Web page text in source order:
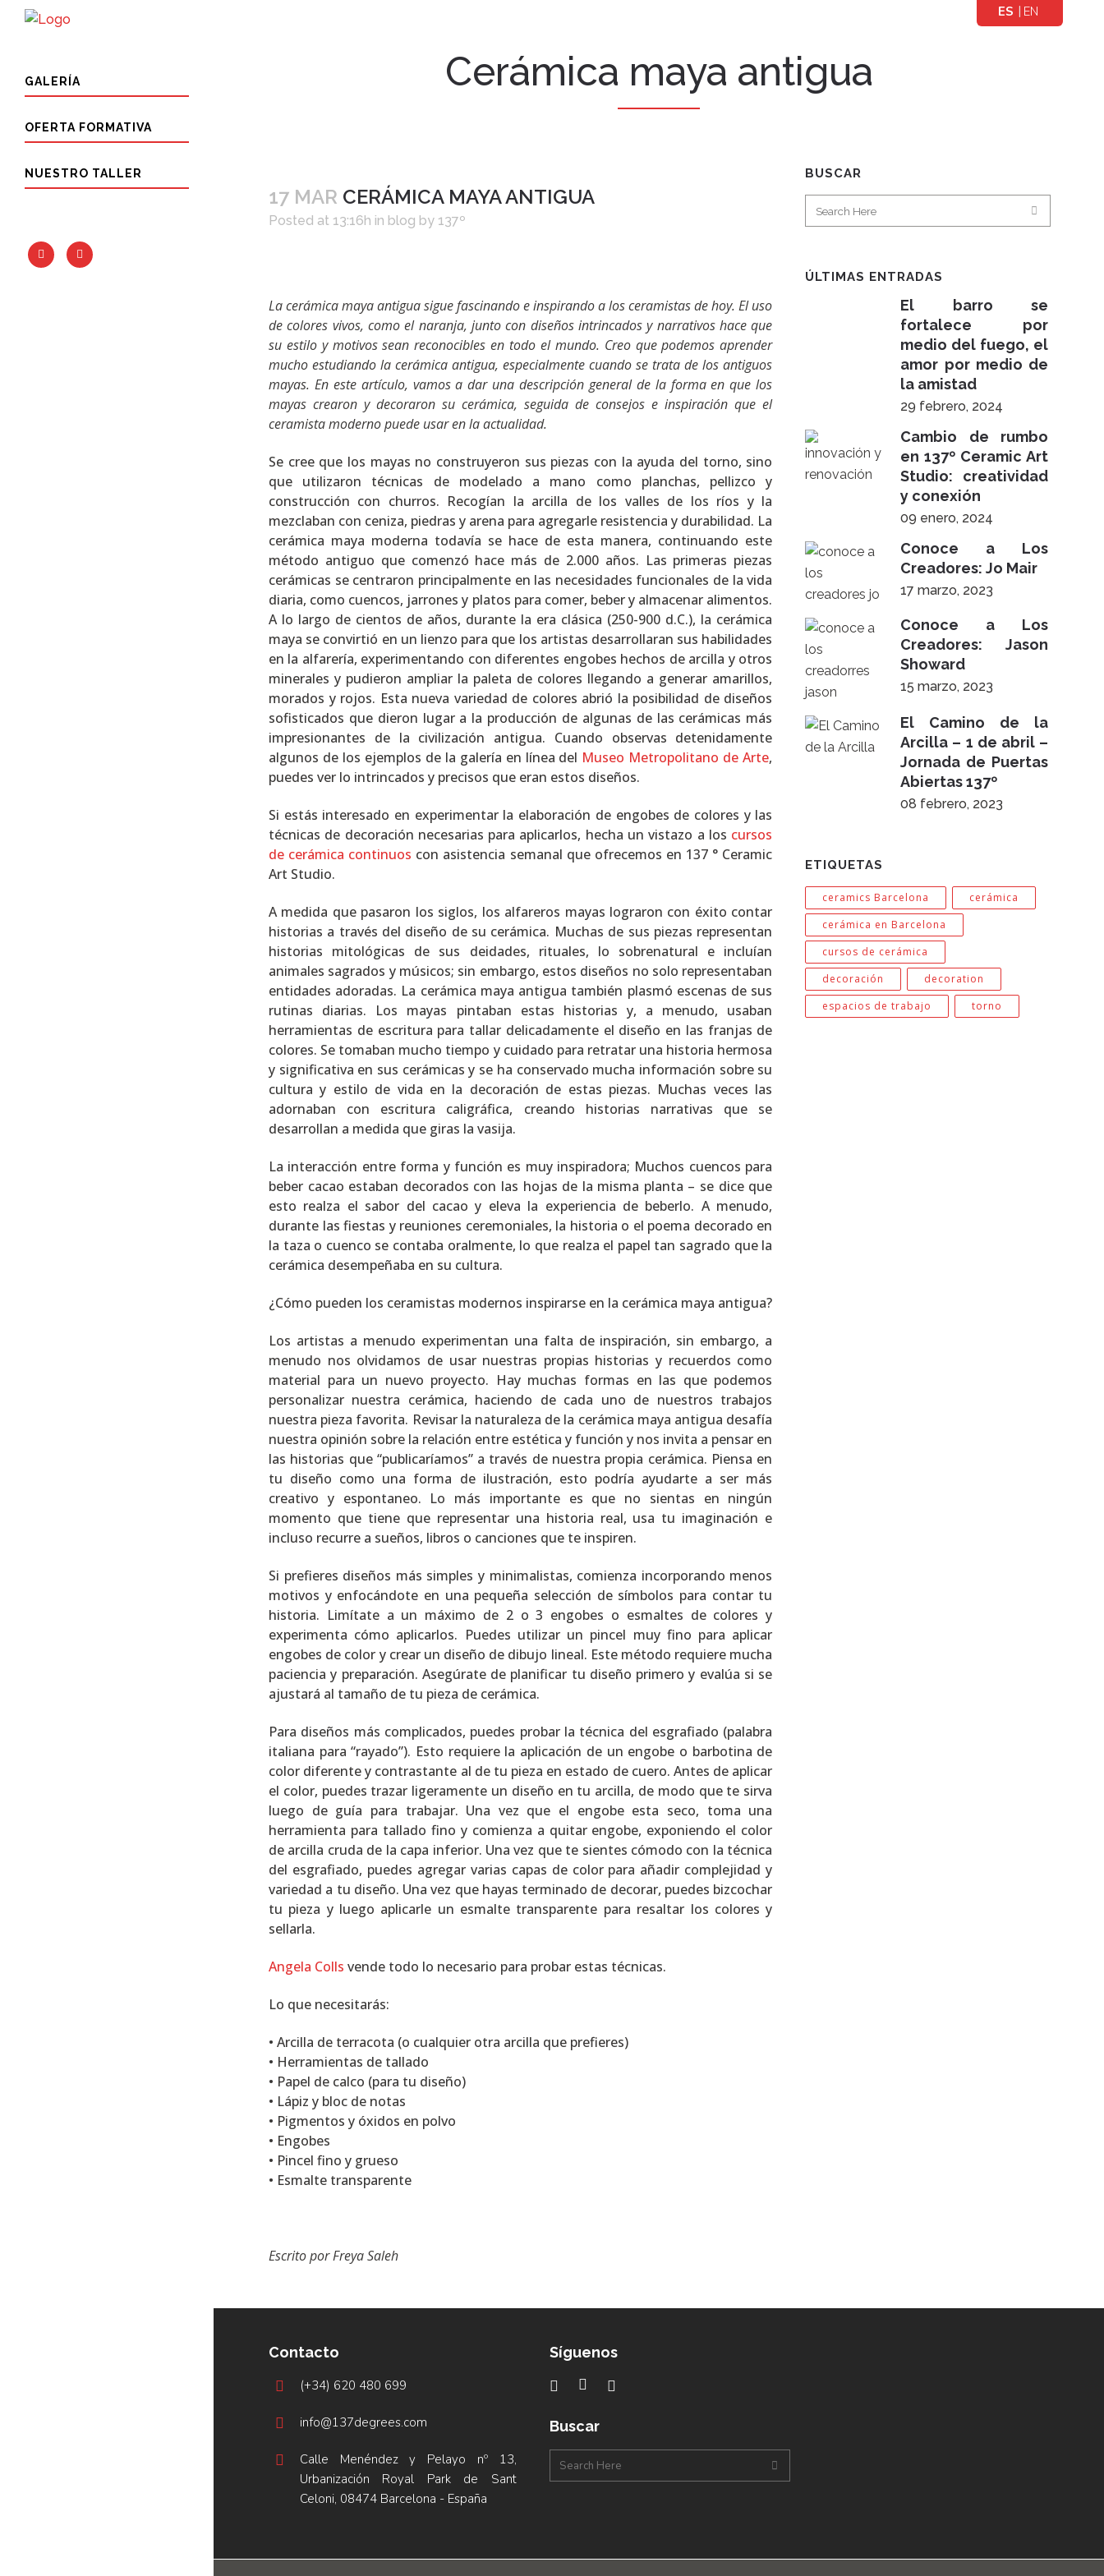
GALERÍA
OFERTA FORMATIVA
NUESTRO TALLER
Cerámica maya antigua
17 MAR CERÁMICA MAYA ANTIGUA
Posted at 13:16h in blog by 137º
La cerámica maya antigua sigue fascinando e inspirando a los ceramistas de hoy. El uso
de colores vivos, como el naranja, junto con diseños intrincados y narrativos hace que
su estilo y motivos sean reconocibles en todo el mundo. Creo que podemos aprender
mucho estudiando la cerámica antigua, especialmente cuando se trata de los antiguos
mayas. En este artículo, vamos a dar una descripción general de la forma en que los
mayas crearon y decoraron su cerámica, seguida de consejos e inspiración que el
ceramista moderno puede usar en la actualidad.
Se cree que los mayas no construyeron sus piezas con la ayuda del torno, sino
que utilizaron técnicas de modelado a mano como planchas, pellizco y
construcción con churros. Recogían la arcilla de los valles de los ríos y la
mezclaban con ceniza, piedras y arena para agregarle resistencia y durabilidad. La
cerámica maya moderna todavía se hace de esta manera, continuando este
método antiguo que comenzó hace más de 2.000 años. Las primeras piezas
cerámicas se centraron principalmente en las necesidades funcionales de la vida
diaria, como cuencos, jarrones y platos para comer, beber y almacenar alimentos.
A lo largo de cientos de años, durante la era clásica (250-900 d.C.), la cerámica
maya se convirtió en un lienzo para que los artistas desarrollaran sus habilidades
en la alfarería, experimentando con diferentes engobes hechos de arcilla y otros
minerales y pudieron ampliar la paleta de colores llegando a generar amarillos,
morados y rojos. Esta nueva variedad de colores abrió la posibilidad de diseños
sofisticados que dieron lugar a la producción de algunas de las cerámicas más
impresionantes de la civilización antigua. Cuando observas detenidamente
algunos de los ejemplos de la galería en línea del Museo Metropolitano de Arte,
puedes ver lo intrincados y precisos que eran estos diseños.
Si estás interesado en experimentar la elaboración de engobes de colores y las
técnicas de decoración necesarias para aplicarlos, hecha un vistazo a los cursos
de cerámica continuos con asistencia semanal que ofrecemos en 137 ° Ceramic
Art Studio.
A medida que pasaron los siglos, los alfareros mayas lograron con éxito contar
historias a través del diseño de su cerámica. Muchas de sus piezas representan
historias mitológicas de sus deidades, rituales, lo sobrenatural e incluían
animales sagrados y músicos; sin embargo, estos diseños no solo representaban
entidades adoradas. La cerámica maya antigua también plasmó escenas de sus
rutinas diarias. Los mayas pintaban estas historias y, a menudo, usaban
herramientas de escritura para tallar delicadamente el diseño en las franjas de
colores. Se tomaban mucho tiempo y cuidado para retratar una historia hermosa
y significativa en sus cerámicas y se ha conservado mucha información sobre su
cultura y estilo de vida en la decoración de estas piezas. Muchas veces las
adornaban con escritura caligráfica, creando historias narrativas que se
desarrollan a medida que giras la vasija.
La interacción entre forma y función es muy inspiradora; Muchos cuencos para
beber cacao estaban decorados con las hojas de la misma planta – se dice que
esto realza el sabor del cacao y eleva la experiencia de beberlo. A menudo,
durante las fiestas y reuniones ceremoniales, la historia o el poema decorado en
la taza o cuenco se contaba oralmente, lo que realza el papel tan sagrado que la
cerámica desempeñaba en su cultura.
¿Cómo pueden los ceramistas modernos inspirarse en la cerámica maya antigua?
Los artistas a menudo experimentan una falta de inspiración, sin embargo, a
menudo nos olvidamos de usar nuestras propias historias y recuerdos como
material para un nuevo proyecto. Hay muchas formas en las que podemos
personalizar nuestra cerámica, haciendo de cada uno de nuestros trabajos
nuestra pieza favorita. Revisar la naturaleza de la cerámica maya antigua desafía
nuestra opinión sobre la relación entre estética y función y nos invita a pensar en
las historias que “publicaríamos” a través de nuestra propia cerámica. Piensa en
tu diseño como una forma de ilustración, esto podría ayudarte a ser más
creativo y espontaneo. Lo más importante es que no sientas en ningún
momento que tiene que representar una historia real, usa tu imaginación e
incluso recurre a sueños, libros o canciones que te inspiren.
Si prefieres diseños más simples y minimalistas, comienza incorporando menos
motivos y enfocándote en una pequeña selección de símbolos para contar tu
historia. Limítate a un máximo de 2 o 3 engobes o esmaltes de colores y
experimenta cómo aplicarlos. Puedes utilizar un pincel muy fino para aplicar
engobes de color y crear un diseño de dibujo lineal. Este método requiere mucha
paciencia y preparación. Asegúrate de planificar tu diseño primero y evalúa si se
ajustará al tamaño de tu pieza de cerámica.
Para diseños más complicados, puedes probar la técnica del esgrafiado (palabra
italiana para “rayado”). Esto requiere la aplicación de un engobe o barbotina de
color diferente y contrastante al de tu pieza en estado de cuero. Antes de aplicar
el color, puedes trazar ligeramente un diseño en tu arcilla, de modo que te sirva
luego de guía para trabajar. Una vez que el engobe esta seco, toma una
herramienta para tallado fino y comienza a quitar engobe, exponiendo el color
de arcilla cruda de la capa inferior. Una vez que te sientes cómodo con la técnica
del esgrafiado, puedes agregar varias capas de color para añadir complejidad y
variedad a tu diseño. Una vez que hayas terminado de decorar, puedes bizcochar
tu pieza y luego aplicarle un esmalte transparente para resaltar los colores y
sellarla.
Angela Colls vende todo lo necesario para probar estas técnicas.
Lo que necesitarás:
• Arcilla de terracota (o cualquier otra arcilla que prefieres)
• Herramientas de tallado
• Papel de calco (para tu diseño)
• Lápiz y bloc de notas
• Pigmentos y óxidos en polvo
• Engobes
• Pincel fino y grueso
• Esmalte transparente
Escrito por Freya Saleh
BUSCAR
ÚLTIMAS ENTRADAS
El barro se
fortalece por
medio del fuego, el
amor por medio de
la amistad
29 febrero, 2024
Cambio de rumbo
en 137º Ceramic Art
Studio: creatividad
y conexión
09 enero, 2024
Conoce a Los
Creadores: Jo Mair
17 marzo, 2023
Conoce a Los
Creadores: Jason
Showard
15 marzo, 2023
El Camino de la
Arcilla – 1 de abril –
Jornada de Puertas
Abiertas 137º
08 febrero, 2023
ETIQUETAS
ceramics Barcelona
cerámica
cerámica en Barcelona
cursos de cerámica
decoración
decoration
espacios de trabajo
torno
Contacto
(+34) 620 480 699
info@137degrees.com
Calle Menéndez y Pelayo nº 13,
Urbanización Royal Park de Sant
Celoni, 08474 Barcelona - España
ES
PA
EN
GLI
Síguenos
Buscar